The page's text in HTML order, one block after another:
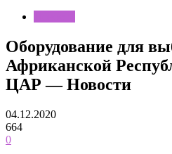
Оборудование для
Африканской
ЦАР — Новости
04.12.2020
664
0